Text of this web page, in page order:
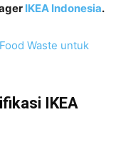
IKEA Indonesia.
Waste untuk
IKEA